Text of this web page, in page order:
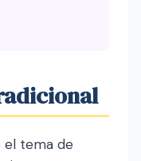
el tema de